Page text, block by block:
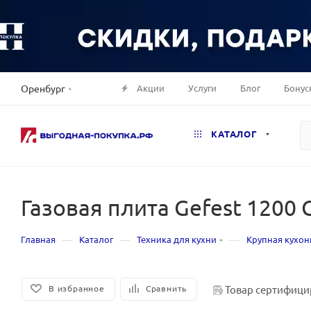
Оренбург Акции Услуги Блог
КАТАЛОГ
Газовая плита Gefest 1200
Главная — Каталог — Техника для кухни — Крупная
В избранное Сравнить Товар